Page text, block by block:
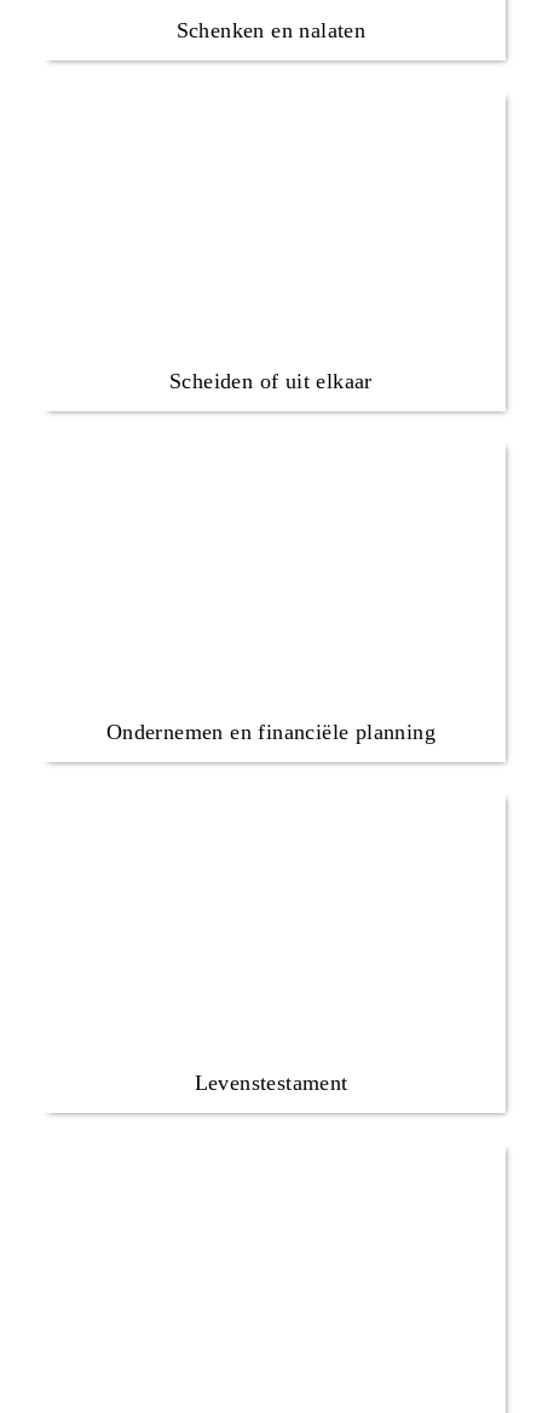
Schenken en nalaten
Scheiden of uit elkaar
Ondernemen en financiële planning
Levenstestament